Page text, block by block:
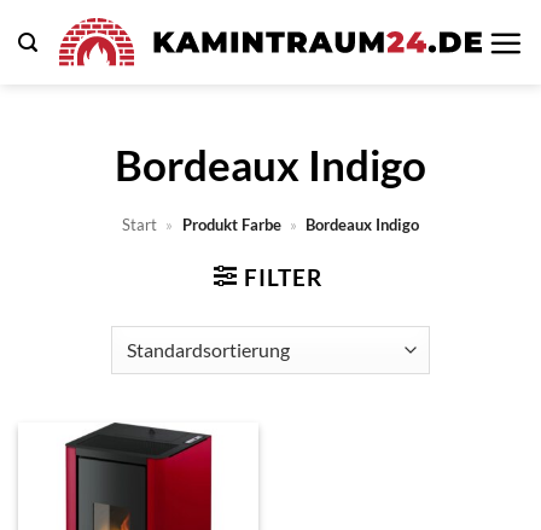
Inhalt
Bordeaux Indigo
Start » Produkt Farbe » Bordeaux Indigo
FILTER